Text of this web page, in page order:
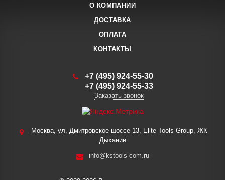
О КОМПАНИИ
ДОСТАВКА
ОПЛАТА
КОНТАКТЫ
+7 (495) 924-55-30
+7 (495) 924-55-33
Заказать звонок
Москва, ул. Дмитровское шоссе 13, Elite Tools Group, ЖК
Дыхание
info@kstools-com.ru